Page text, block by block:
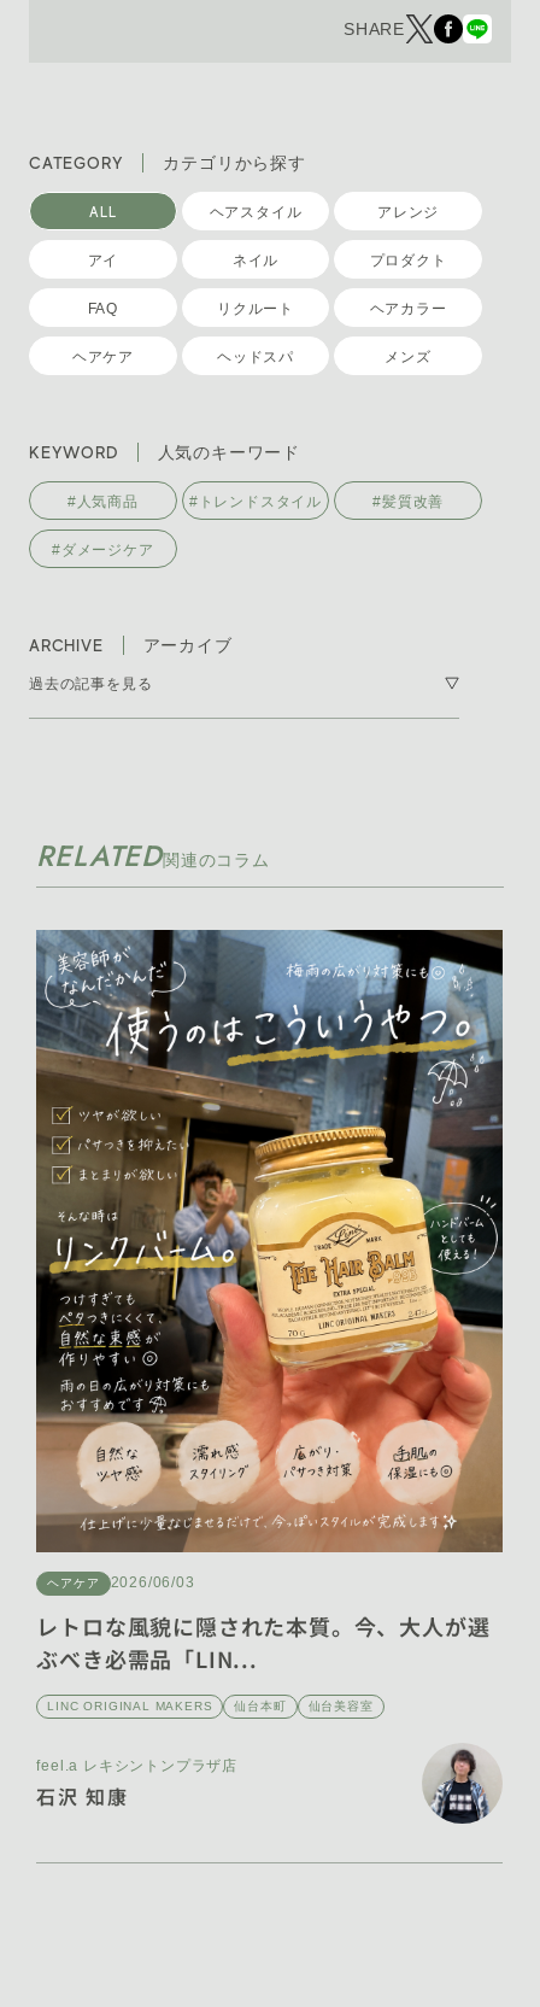
CATEGORY カテゴリから探す
ALL ヘアスタイル アレンジ
アイ ネイル プロダクト
FAQ リクルート ヘアカラー
ヘアケア ヘッドスパ メンズ
KEYWORD 人気のキーワード
#人気商品 #トレンドスタイル #髪質改善
#ダメージケア
ARCHIVE アーカイブ
過去の記事を見る
2026年6月 [11]
2026年4月 [17]
2026年3月 [21]
2026年2月 [8]
2026年1月 [7]
2025年12月 [7]
2025年11月 [12]
2025年10月 [16]
2025年9月 [15]
2025年8月 [13]
2025年7月 [19]
2025年6月 [16]
2025年5月 [9]
2025年4月 [3]
2025年2月 [9]
2025年1月 [11]
2024年12月 [7]
2024年11月 [13]
2024年10月 [16]
SHARE
RELATED関連のコラム
ヘアケア 2026/06/03
レトロな風貌に隠された本質。今、大人が選
ぶべき必需品「LIN...
LINC ORIGINAL MAKERS 仙台本町 仙台美容室
feel.a レキシントンプラザ店
石沢 知康